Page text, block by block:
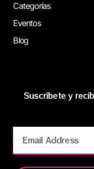
Categorías
Eventos
Blog
Suscríbete y